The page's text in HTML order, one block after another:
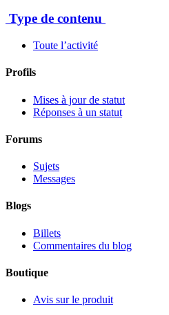
Type de contenu
Toute l’activité
Profils
Mises à jour de statut
Réponses à un statut
Forums
Sujets
Messages
Blogs
Billets
Commentaires du blog
Boutique
Avis sur le produit